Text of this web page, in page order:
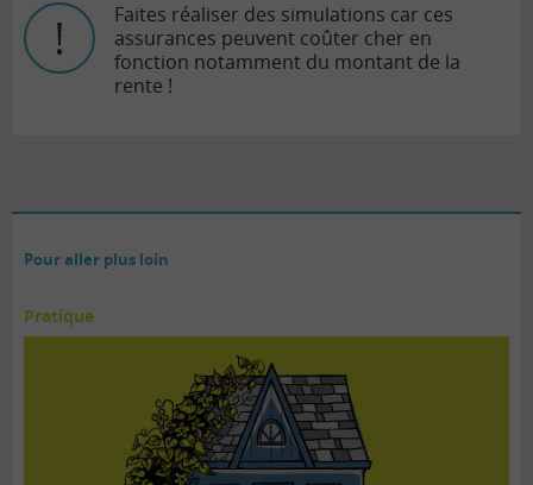
Faites réaliser des simulations car ces
assurances peuvent coûter cher en
fonction notamment du montant de la
rente !
Pour aller plus loin
Pratique